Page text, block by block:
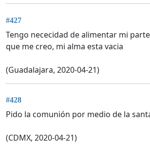
#427
Tengo nececidad de alimentar mi
que me creo, mi alma esta vacia
(Guadalajara, 2020-04-21)
#428
Pido la comunión por medio de la
(CDMX, 2020-04-21)